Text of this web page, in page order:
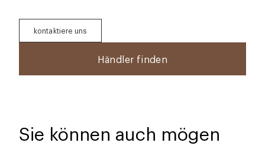
kontaktiere uns
Händler finden
Sie können auch mögen